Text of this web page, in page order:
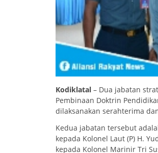
Kodiklatal – Dua jabatan
Pembinaan Doktrin
dilaksanakan serahterima
Kedua jabatan tersebut
kepada Kolonel Laut (P) H.
kepada Kolonel Marinir Tri